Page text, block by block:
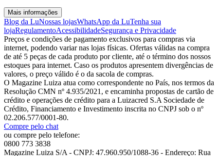
Mais informações
Blog da LuNossas lojasWhatsApp da LuTenha sua
lojaRegulamentoAcessibilidadeSegurança e Privacidade
Preços e condições de pagamento exclusivos para compras via
internet, podendo variar nas lojas físicas. Ofertas válidas na compra
de até 5 peças de cada produto por cliente, até o término dos nossos
estoques para internet. Caso os produtos apresentem divergências de
valores, o preço válido é o da sacola de compras.
O Magazine Luiza atua como correspondente no País, nos termos da
Resolução CMN nº 4.935/2021, e encaminha propostas de cartão de
crédito e operações de crédito para a Luizacred S.A Sociedade de
Crédito, Financiamento e Investimento inscrita no CNPJ sob o nº
02.206.577/0001-80.
Compre pelo chat
ou compre pelo telefone:
0800 773 3838
Magazine Luiza S/A - CNPJ: 47.960.950/1088-36 - Endereço: Rua